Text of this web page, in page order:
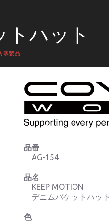
トハット
寒製品
品番
AG-154
品名
KEEP MOTION
デニムバケットハット
色